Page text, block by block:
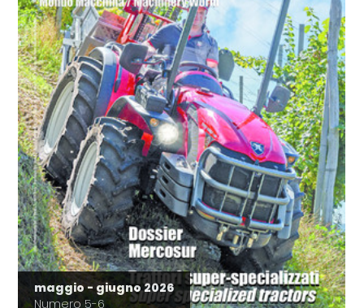
maggio - giugno 2026
Numero 5-6